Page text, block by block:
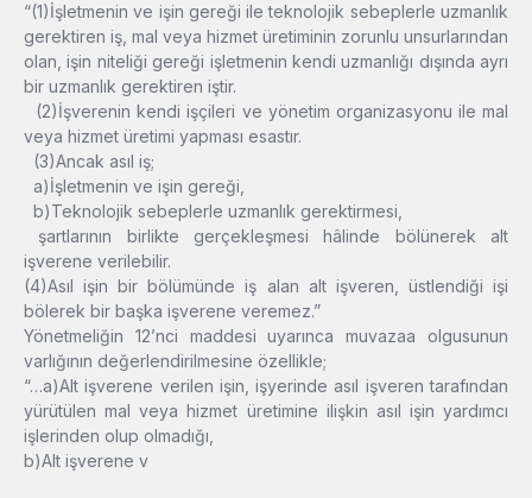
“(1)İşletmenin ve işin gereği ile teknolojik sebeplerle uzmanlık
gerektiren iş, mal veya hizmet üretiminin zorunlu unsurlarından
olan, işin niteliği gereği işletmenin kendi uzmanlığı dışında ayrı
bir uzmanlık gerektiren iştir.
(2)İşverenin kendi işçileri ve yönetim organizasyonu ile mal
veya hizmet üretimi yapması esastır.
(3)Ancak asıl iş;
a)İşletmenin ve işin gereği,
b)Teknolojik sebeplerle uzmanlık gerektirmesi,
şartlarının birlikte gerçekleşmesi hâlinde bölünerek alt
işverene verilebilir.
(4)Asıl işin bir bölümünde iş alan alt işveren, üstlendiği işi
bölerek bir başka işverene veremez.”
Yönetmeliğin 12’nci maddesi uyarınca muvazaa olgusunun
varlığının değerlendirilmesine özellikle;
“…a)Alt işverene verilen işin, işyerinde asıl işveren tarafından
yürütülen mal veya hizmet üretimine ilişkin asıl işin yardımcı
işlerinden olup olmadığı,
b)Alt işverene v